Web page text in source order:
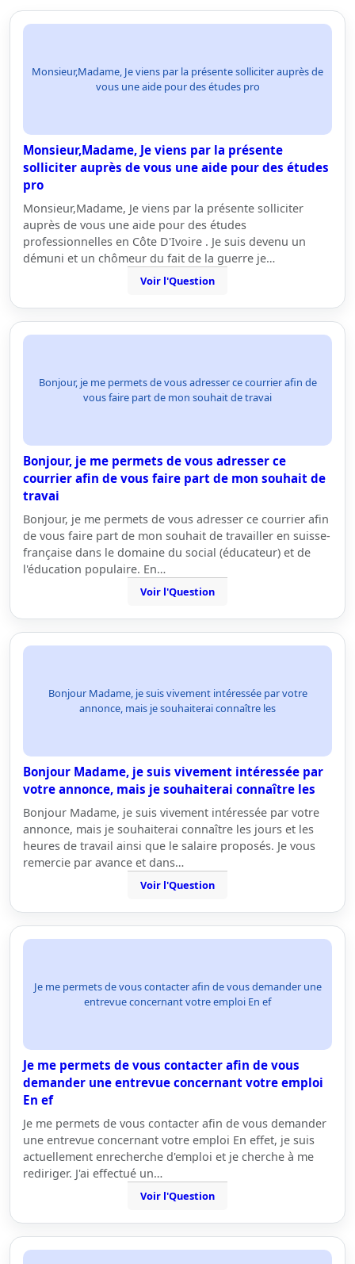
Monsieur,Madame, Je viens par la présente solliciter auprès de
vous une aide pour des études pro
Monsieur,Madame, Je viens par la présente
solliciter auprès de vous une aide pour des études
pro
Monsieur,Madame, Je viens par la présente solliciter
auprès de vous une aide pour des études
professionnelles en Côte D'Ivoire . Je suis devenu un
démuni et un chômeur du fait de la guerre je…
Voir l'Question
Bonjour, je me permets de vous adresser ce courrier afin de
vous faire part de mon souhait de travai
Bonjour, je me permets de vous adresser ce
courrier afin de vous faire part de mon souhait de
travai
Bonjour, je me permets de vous adresser ce courrier afin
de vous faire part de mon souhait de travailler en suisse-
française dans le domaine du social (éducateur) et de
l'éducation populaire. En…
Voir l'Question
Bonjour Madame, je suis vivement intéressée par votre
annonce, mais je souhaiterai connaître les
Bonjour Madame, je suis vivement intéressée par
votre annonce, mais je souhaiterai connaître les
Bonjour Madame, je suis vivement intéressée par votre
annonce, mais je souhaiterai connaître les jours et les
heures de travail ainsi que le salaire proposés. Je vous
remercie par avance et dans…
Voir l'Question
Je me permets de vous contacter afin de vous demander une
entrevue concernant votre emploi En ef
Je me permets de vous contacter afin de vous
demander une entrevue concernant votre emploi
En ef
Je me permets de vous contacter afin de vous demander
une entrevue concernant votre emploi En effet, je suis
actuellement enrecherche d'emploi et je cherche à me
rediriger. J'ai effectué un…
Voir l'Question